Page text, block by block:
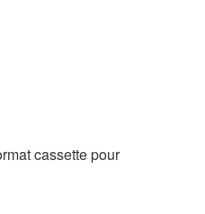
cassette pour